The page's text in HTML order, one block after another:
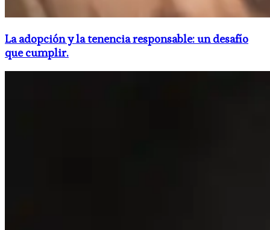
La adopción y la tenencia responsable: un desafío
que cumplir.